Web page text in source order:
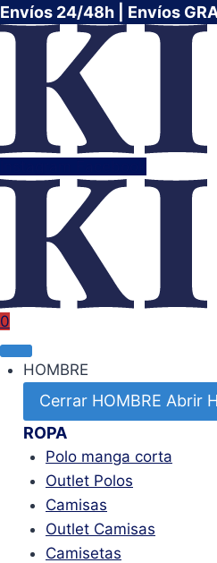
Saltar
al
contenido
Envíos 24/48h | Envíos
0
HOMBRE
Cerrar HOMBRE Abrir
ROPA
Polo manga corta
Outlet Polos
Camisas
Outlet Camisas
Camisetas